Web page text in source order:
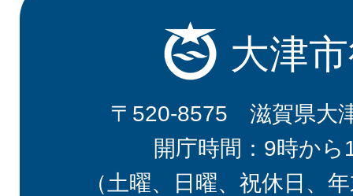
大津
〒520-8575 滋賀県大
開庁時間：9時から
（土曜、日曜、祝休日、